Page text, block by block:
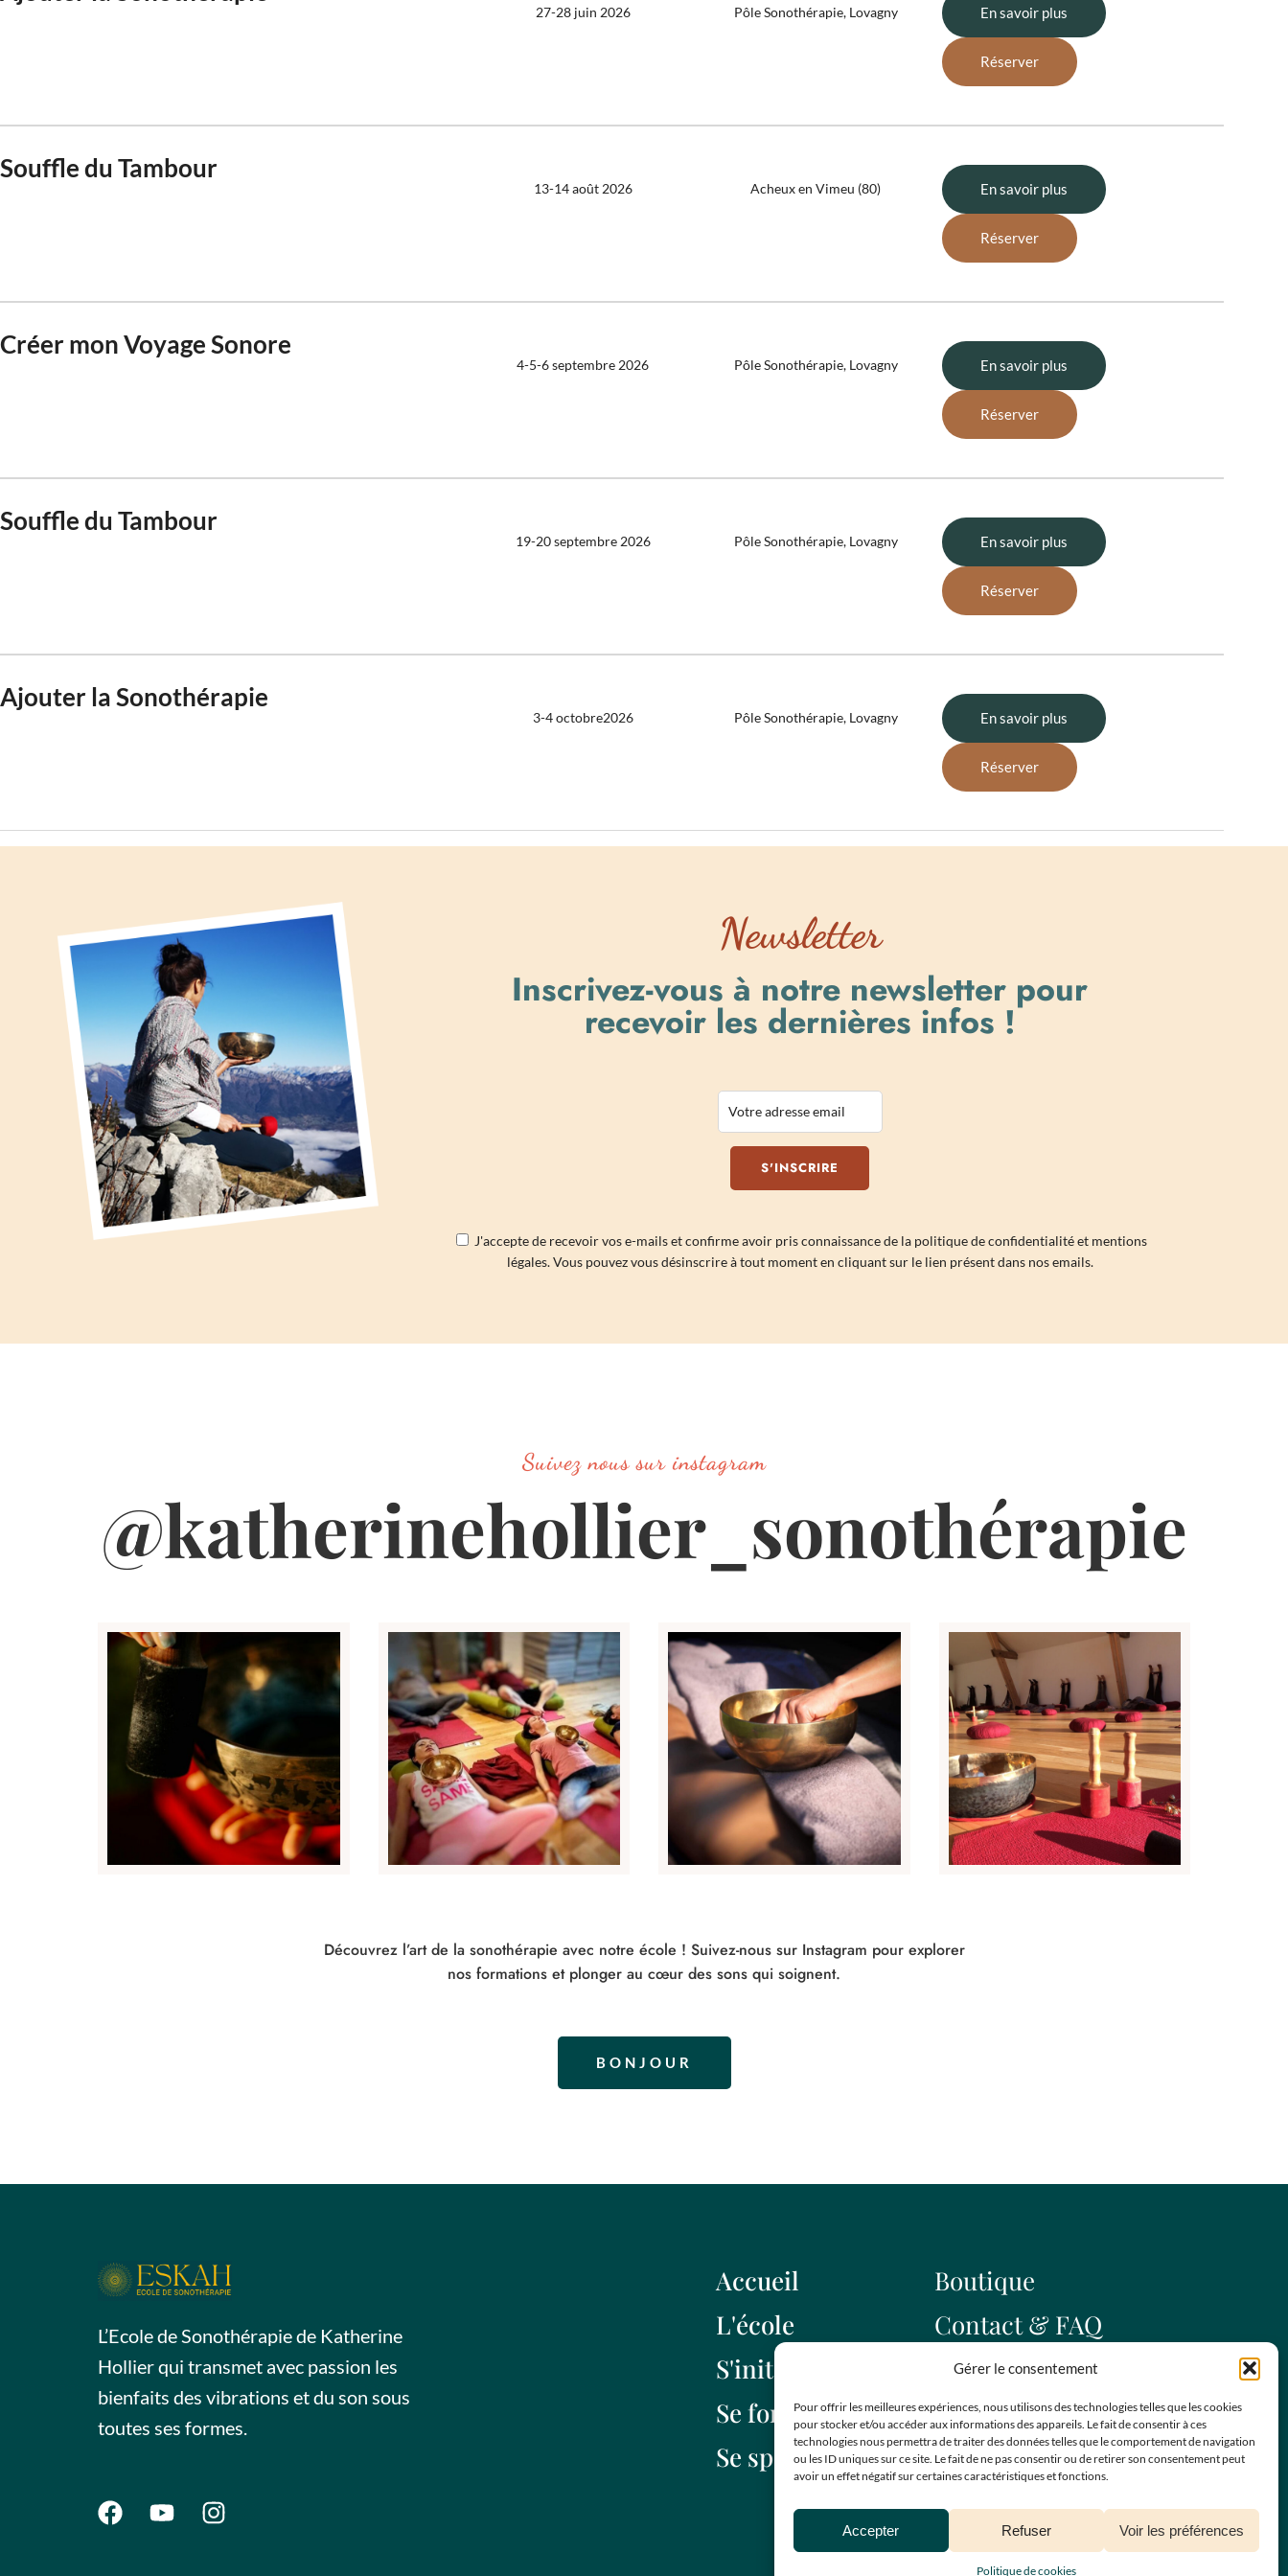
Gérer le consentement
Pour offrir les meilleures expériences, nous utilisons des technologies telles que les cookies
pour stocker et/ou accéder aux informations des appareils. Le fait de consentir à ces
technologies nous permettra de traiter des données telles que le comportement de navigation
ou les ID uniques sur ce site. Le fait de ne pas consentir ou de retirer son consentement peut
avoir un effet négatif sur certaines caractéristiques et fonctions.
Accepter Refuser Voir les préférences
Politique de cookies
27-28 juin 2026 Pôle Sonothérapie, Lovagny En savoir plus
Réserver
Souffle du Tambour
13-14 août 2026 Acheux en Vimeu (80) En savoir plus
Réserver
Créer mon Voyage Sonore
4-5-6 septembre 2026 Pôle Sonothérapie, Lovagny En savoir plus
Réserver
Souffle du Tambour
19-20 septembre 2026 Pôle Sonothérapie, Lovagny En savoir plus
Réserver
Ajouter la Sonothérapie
3-4 octobre2026 Pôle Sonothérapie, Lovagny En savoir plus
Réserver
Newsletter
Inscrivez-vous à notre newsletter pour
recevoir les dernières infos !
J'accepte de recevoir vos e-mails et confirme avoir pris connaissance de la politique de confidentialité et mentions
légales. Vous pouvez vous désinscrire à tout moment en cliquant sur le lien présent dans nos emails.
Suivez nous sur instagram
@katherinehollier_sonothérapie
Découvrez l’art de la sonothérapie avec notre école ! Suivez-nous sur Instagram pour explorer
nos formations et plonger au cœur des sons qui soignent.
BONJOUR
L’Ecole de Sonothérapie de Katherine
Hollier qui transmet avec passion les
bienfaits des vibrations et du son sous
toutes ses formes.
Accueil
L'école
S'initer
Se former
Se spécialiser
Boutique
Contact & FAQ
Blog
POLITIQUE DE CONFIDENTIALITÉ
POLITIQUE DE COOKIES
CONDITIONS GÉNÉRALES DE VENTE